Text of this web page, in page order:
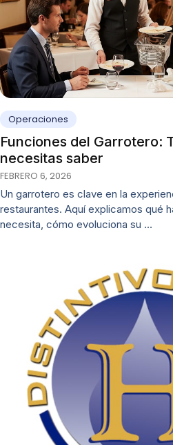
Operaciones
Funciones del Garrotero:
necesitas saber
FEBRERO 6, 2026
Un garrotero es clave en la
restaurantes. Aquí explicamos qué
necesita, cómo evoluciona su …